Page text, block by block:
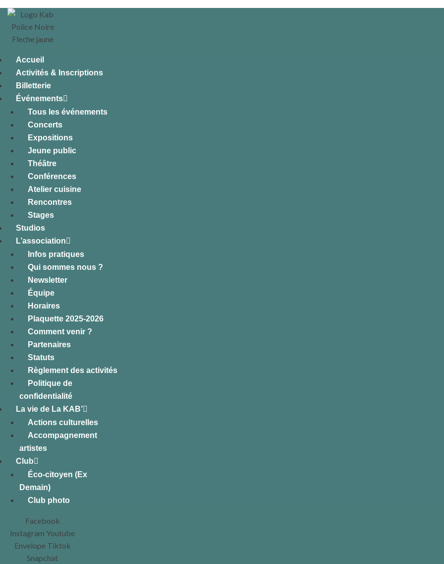
Accueil
Activités & Inscriptions
Billetterie
Événements
Tous les événements
Concerts
Expositions
Jeune public
Théâtre
Conférences
Atelier cuisine
Rencontres
Stages
Studios
L’association
Infos pratiques
Qui sommes nous ?
Newsletter
Équipe
Horaires
Plaquette 2025-2026
Comment venir ?
Partenaires
Statuts
Règlement des activités
Politique de
confidentialité
La vie de La KAB’
Actions culturelles
Accompagnement
artistes
Club
Éco-citoyen (Ex
Demain)
Club photo
Facebook
Instagram Youtube
Envelope Tiktok
Snapchat